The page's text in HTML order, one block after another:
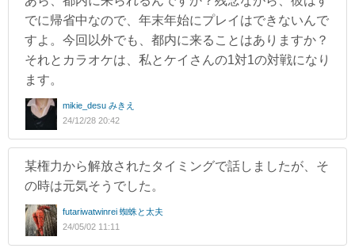
でに帰省中なので、年末年始にプレイはできないんで
すよ。今回以外でも、都内に来ることはありますか？
それとカラオケは、私とケイさんの1対1の対戦になり
ます。
mikie_desu みきえ
24/12/28 20:42
某権力から解放されたタイミングで話しましたが、そ
の時は元気そうでした。
futariwatwinrei 蜘蛛と太夫
24/05/02 11:11